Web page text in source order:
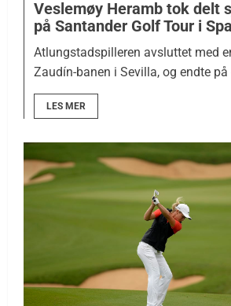
Veslemøy Heramb tok delt
på Santander Golf Tour i
Atlungstadspilleren avsluttet med
Zaudín-banen i Sevilla, og endte på
LES MER